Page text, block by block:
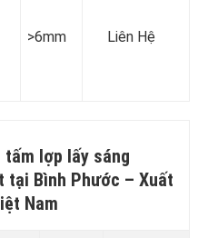
>6mm Liên Hệ
tấm lợp lấy sáng
tại Bình Phước – Xuất
Nam